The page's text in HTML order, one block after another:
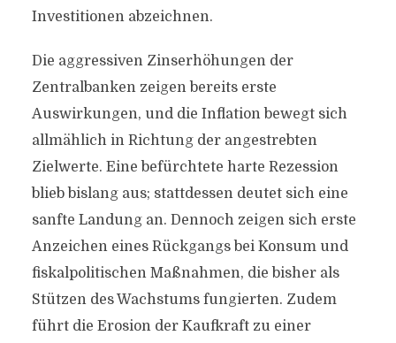
Investitionen abzeichnen.
Die aggressiven Zinserhöhungen der
Zentralbanken zeigen bereits erste
Auswirkungen, und die Inflation bewegt sich
allmählich in Richtung der angestrebten
Zielwerte. Eine befürchtete harte Rezession
blieb bislang aus; stattdessen deutet sich eine
sanfte Landung an. Dennoch zeigen sich erste
Anzeichen eines Rückgangs bei Konsum und
fiskalpolitischen Maßnahmen, die bisher als
Stützen des Wachstums fungierten. Zudem
führt die Erosion der Kaufkraft zu einer